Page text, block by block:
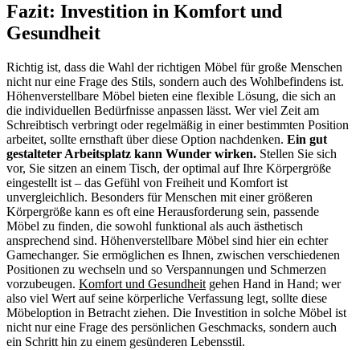
Fazit: Investition in Komfort und
Gesundheit
Richtig ist, dass die Wahl der richtigen Möbel für große Menschen
nicht nur eine Frage des Stils, sondern auch des Wohlbefindens ist.
Höhenverstellbare Möbel bieten eine flexible Lösung, die sich an
die individuellen Bedürfnisse anpassen lässt. Wer viel Zeit am
Schreibtisch verbringt oder regelmäßig in einer bestimmten Position
arbeitet, sollte ernsthaft über diese Option nachdenken. Ein gut
gestalteter Arbeitsplatz kann Wunder wirken. Stellen Sie sich
vor, Sie sitzen an einem Tisch, der optimal auf Ihre Körpergröße
eingestellt ist – das Gefühl von Freiheit und Komfort ist
unvergleichlich. Besonders für Menschen mit einer größeren
Körpergröße kann es oft eine Herausforderung sein, passende
Möbel zu finden, die sowohl funktional als auch ästhetisch
ansprechend sind. Höhenverstellbare Möbel sind hier ein echter
Gamechanger. Sie ermöglichen es Ihnen, zwischen verschiedenen
Positionen zu wechseln und so Verspannungen und Schmerzen
vorzubeugen. Komfort und Gesundheit gehen Hand in Hand; wer
also viel Wert auf seine körperliche Verfassung legt, sollte diese
Möbeloption in Betracht ziehen. Die Investition in solche Möbel ist
nicht nur eine Frage des persönlichen Geschmacks, sondern auch
ein Schritt hin zu einem gesünderen Lebensstil.